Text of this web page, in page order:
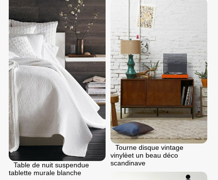
Table de nuit suspendue
tablette murale blanche
Tourne disque vintage
vinylèet un beau déco
scandinave